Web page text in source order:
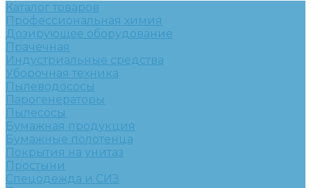
Каталог товаров
Профессиональная химия
Дозирующее оборудование
Прачечная
Индустриальные средства
Уборочная техника
Пылеводососы
Парогенераторы
Пылесосы
Бумажная продукция
Бумажные полотенца
Покрытия на унитаз
Простыни
Спецодежда и СИЗ